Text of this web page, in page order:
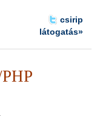
csirip
látogatás»